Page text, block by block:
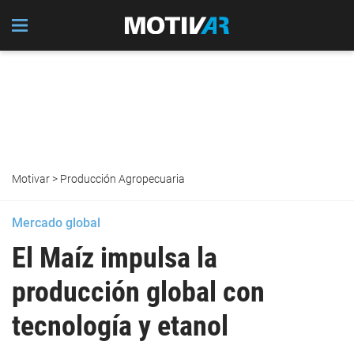
Motivar> Producción Agropecuaria
Mercado global
El Maíz impulsa la
producción global con
tecnología y etanol